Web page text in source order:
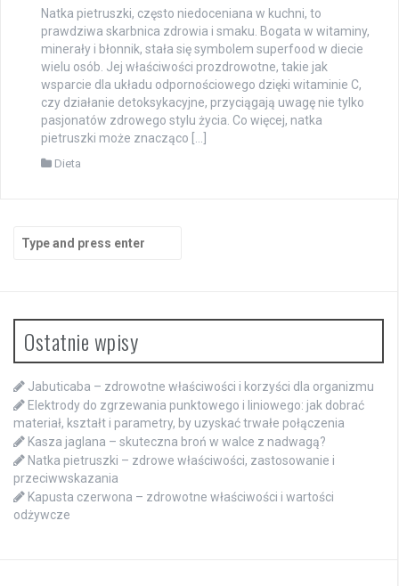
Natka pietruszki, często niedoceniana w kuchni, to
prawdziwa skarbnica zdrowia i smaku. Bogata w witaminy,
minerały i błonnik, stała się symbolem superfood w diecie
wielu osób. Jej właściwości prozdrowotne, takie jak
wsparcie dla układu odpornościowego dzięki witaminie C,
czy działanie detoksykacyjne, przyciągają uwagę nie tylko
pasjonatów zdrowego stylu życia. Co więcej, natka
pietruszki może znacząco […]
Dieta
for:
Ostatnie wpisy
Jabuticaba – zdrowotne właściwości i korzyści dla organizmu
Elektrody do zgrzewania punktowego i liniowego: jak dobrać
materiał, kształt i parametry, by uzyskać trwałe połączenia
Kasza jaglana – skuteczna broń w walce z nadwagą?
Natka pietruszki – zdrowe właściwości, zastosowanie i
przeciwwskazania
Kapusta czerwona – zdrowotne właściwości i wartości
odżywcze